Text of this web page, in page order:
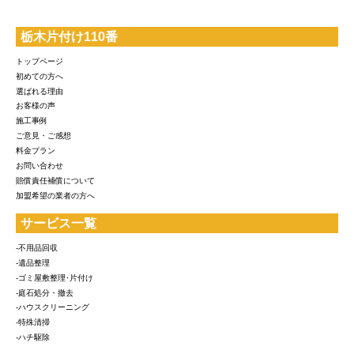
栃木片付け110番
トップページ
初めての方へ
選ばれる理由
お客様の声
施工事例
ご意見・ご感想
料金プラン
お問い合わせ
賠償責任補償について
加盟希望の業者の方へ
サービス一覧
-不用品回収
-遺品整理
-ゴミ屋敷整理･片付け
-庭石処分・撤去
-ハウスクリーニング
-特殊清掃
-ハチ駆除